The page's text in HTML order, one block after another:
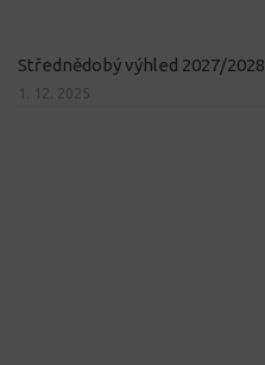
Střednědobý výhled 2027/2028
1. 12. 2025